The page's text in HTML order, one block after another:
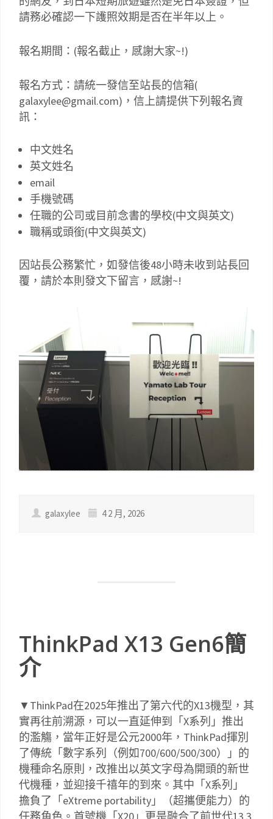
請務必確認一下護照效期是否在半年以上。
報名期間：(報名截止，感謝大家~!)
報名方式：請統一發信至站長的信箱(
galaxylee@gmail.com)，信上請提供下列報名資
訊：
中文姓名
英文姓名
email
手機號碼
任職的公司或目前念書的學校(中文與英文)
職稱或頭銜(中文與英文)
因站長公務繁忙，如發信後48小時未收到站長回
覆，請於本則發文下留言，感謝~!
galaxylee 4 2 月, 2026
ThinkPad X13 Gen6簡
介
▼ThinkPad在2025年推出了第六代的X13機型，其
實再往前溯源，可以一直延伸到「X系列」推出
的濫觴，當年正好是公元2000年，ThinkPad揮別
了傳統「數字系列（例如700/600/500/300）」的
機種命名原則，改推出以英文字母為開頭的新世
代機種，並迎接千禧年的到來。其中「X系列」
擔負了「eXtreme portability」（超攜便能力）的
任務角色。首號機「X20」更是融合了前世代13.3